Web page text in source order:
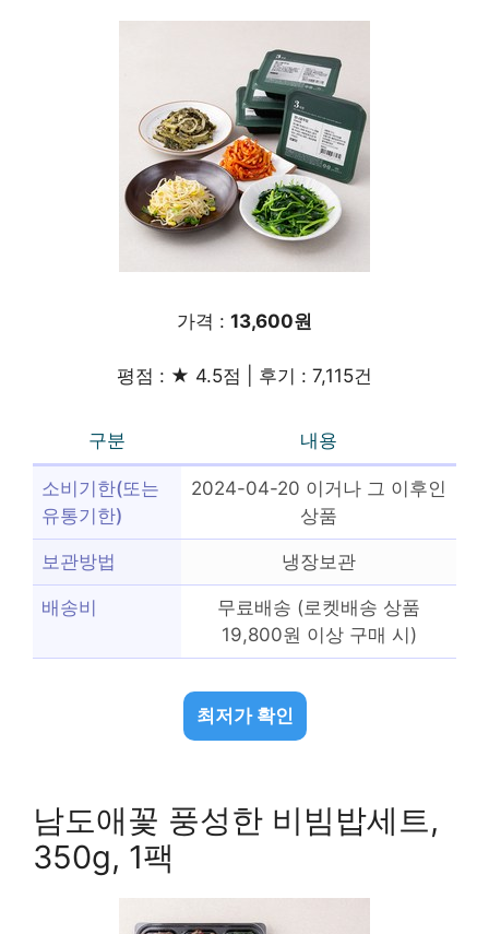
가격 : 13,600원
평점 : ★ 4.5점 | 후기 : 7,115건
구분 내용
소비기한(또는
유통기한)
2024-04-20 이거나 그 이후인
상품
보관방법 냉장보관
배송비
무료배송 (로켓배송 상품
19,800원 이상 구매 시)
최저가 확인
남도애꽃 풍성한 비빔밥세트,
350g, 1팩